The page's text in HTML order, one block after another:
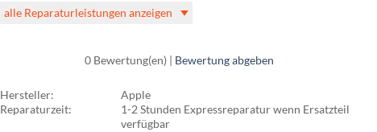
alle Reparaturleistungen anzeigen
0 Bewertung(en) | Bewertung abgeben
Hersteller:
Apple
Reparaturzeit:
1-2 Stunden Expressreparatur wenn Ersatzteil
verfügbar